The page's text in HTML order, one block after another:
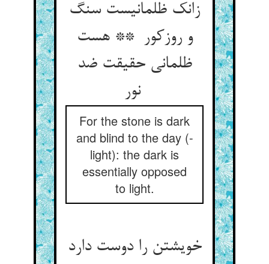
زانک ظلمانیست سنگ
و روزکور ** هست
ظلمانی حقیقت ضد
نور
For the stone is dark
and blind to the day (-
light): the dark is
essentially opposed
to light.
خویشتن را دوست دارد